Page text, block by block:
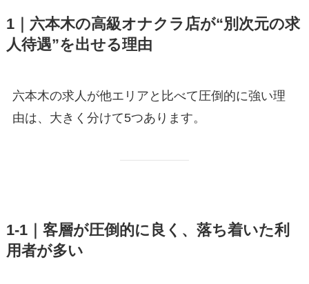
1｜六本木の高級オナクラ店が“別次元の求
人待遇”を出せる理由
六本木の求人が他エリアと比べて圧倒的に強い理
由は、大きく分けて5つあります。
1-1｜客層が圧倒的に良く、落ち着いた利
用者が多い